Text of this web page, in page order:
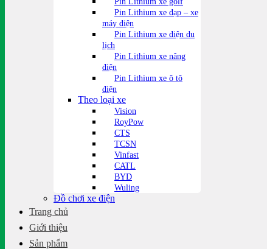
Pin Lithium xe đạp – xe
máy điện
Pin Lithium xe điện du
lịch
Pin Lithium xe nâng
điện
Pin Lithium xe ô tô
điện
Theo loại xe
Vision
RoyPow
CTS
TCSN
Vinfast
CATL
BYD
Wuling
Đồ chơi xe điện
Trang chủ
Giới thiệu
Sản phẩm